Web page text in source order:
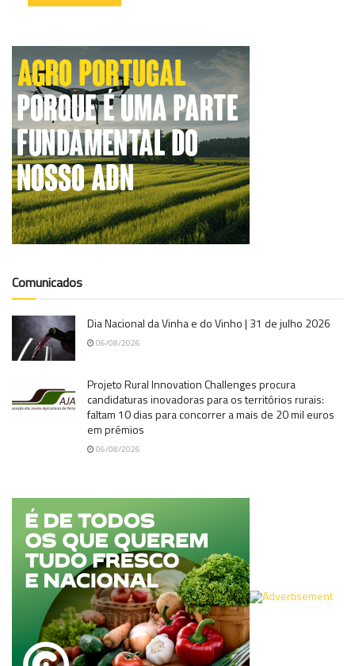
Comunicados
Dia Nacional da Vinha e do Vinho | 31 de julho 2026
06/08/2026
Projeto Rural Innovation Challenges procura
candidaturas inovadoras para os territórios rurais:
faltam 10 dias para concorrer a mais de 20 mil euros
em prémios
06/08/2026